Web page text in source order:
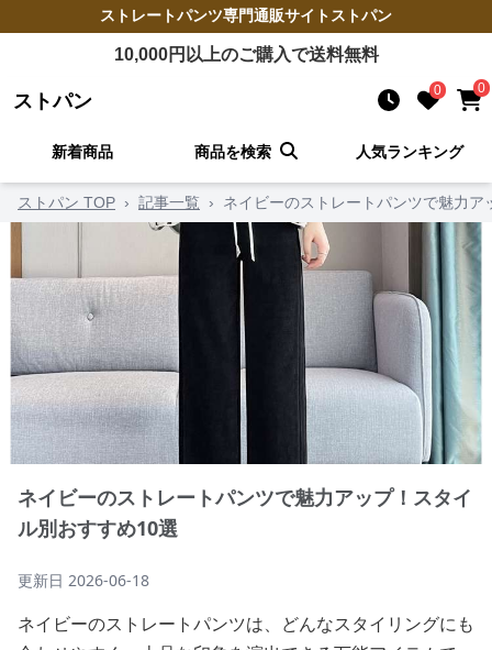
ストレートパンツ専門通販サイト ストパン
10,000円以上のご購入で送料無料
ストパン 0 0
新着商品 商品を検索 人気ランキング
ストパン TOP › 記事一覧 › ネイビーのストレートパンツで魅力
ネイビーのストレートパンツで魅力アップ！スタイ
ル別おすすめ10選
更新日 2026-06-18
ネイビーのストレートパンツは、どんなスタイリングにも